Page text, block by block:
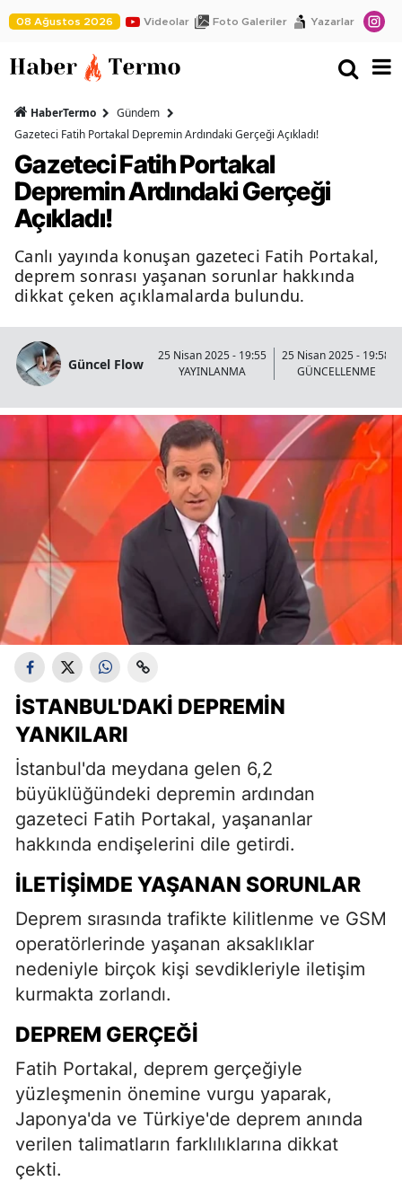
08 Ağustos 2026 Videolar Foto Galeriler Yazarlar
HaberTermo
Gündem
Gazeteci Fatih Portakal Depremin Ardındaki Gerçeği Açıkladı!
Gazeteci Fatih Portakal
Depremin Ardındaki Gerçeği
Açıkladı!
Canlı yayında konuşan gazeteci Fatih Portakal,
deprem sonrası yaşanan sorunlar hakkında
dikkat çeken açıklamalarda bulundu.
Güncel Flow
25 Nisan 2025 - 19:55
YAYINLANMA
25 Nisan 2025 - 19:58
GÜNCELLENME
İSTANBUL'DAKI DEPREMIN
YANKILARI
İstanbul'da meydana gelen 6,2
büyüklüğündeki depremin ardından
gazeteci Fatih Portakal, yaşananlar
hakkında endişelerini dile getirdi.
İLETIŞIMDE YAŞANAN SORUNLAR
Deprem sırasında trafikte kilitlenme ve GSM
operatörlerinde yaşanan aksaklıklar
nedeniyle birçok kişi sevdikleriyle iletişim
kurmakta zorlandı.
DEPREM GERÇEĞI
Fatih Portakal, deprem gerçeğiyle
yüzleşmenin önemine vurgu yaparak,
Japonya'da ve Türkiye'de deprem anında
verilen talimatların farklılıklarına dikkat
çekti.